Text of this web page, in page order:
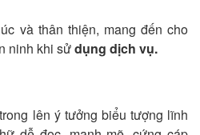
và thân thiện, mang đến cho
ninh khi sửdụng dịch vụ.
lên ý tưởng biểu tượng lĩnh